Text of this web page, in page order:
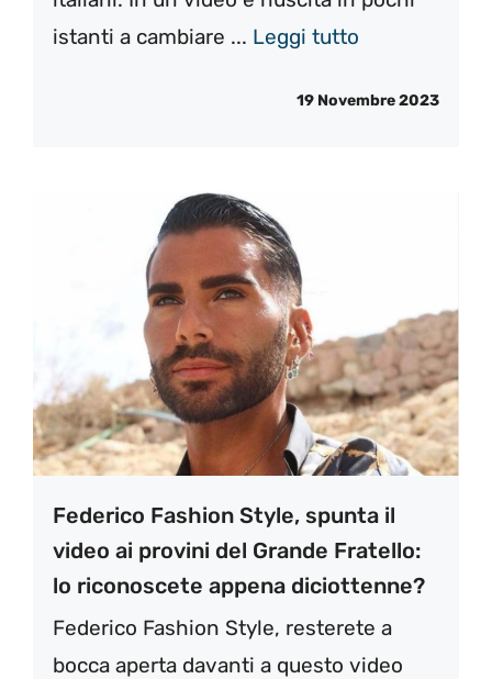
istanti a cambiare ... Leggi tutto
19 Novembre 2023
Federico Fashion Style, spunta il
video ai provini del Grande Fratello:
lo riconoscete appena diciottenne?
Federico Fashion Style, resterete a
bocca aperta davanti a questo video